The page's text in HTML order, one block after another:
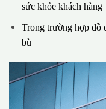
sức khỏe khách hàng
Trong trường hợp đồ
bù